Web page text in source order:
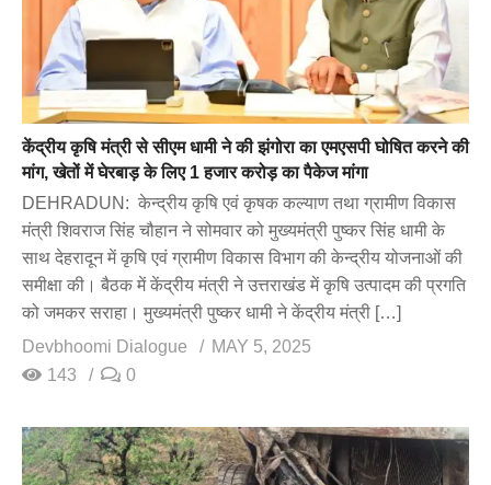
केंद्रीय कृषि मंत्री से सीएम धामी ने की झंगोरा का एमएसपी घोषित करने की
मांग, खेतों में घेरबाड़ के लिए 1 हजार करोड़ का पैकेज मांगा
DEHRADUN: केन्द्रीय कृषि एवं कृषक कल्याण तथा ग्रामीण विकास
मंत्री शिवराज सिंह चौहान ने सोमवार को मुख्यमंत्री पुष्कर सिंह धामी के
साथ देहरादून में कृषि एवं ग्रामीण विकास विभाग की केन्द्रीय योजनाओं की
समीक्षा की। बैठक में केंद्रीय मंत्री ने उत्तराखंड में कृषि उत्पादम की प्रगति
को जमकर सराहा। मुख्यमंत्री पुष्कर धामी ने केंद्रीय मंत्री […]
Devbhoomi Dialogue
MAY 5, 2025
143
0